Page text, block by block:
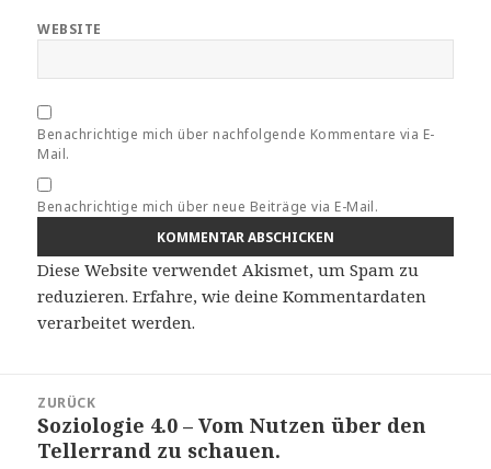
WEBSITE
Benachrichtige mich über nachfolgende Kommentare via E-
Mail.
Benachrichtige mich über neue Beiträge via E-Mail.
Diese Website verwendet Akismet, um Spam zu
reduzieren.Erfahre, wie deine Kommentardaten
verarbeitet werden.
ZURÜCK
Vorheriger
Beitrag:
Soziologie 4.0 – Vom Nutzen über den
Tellerrand zu schauen.